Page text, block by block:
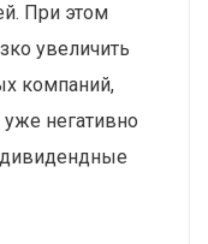
При этом
увеличить
компаний,
негативно